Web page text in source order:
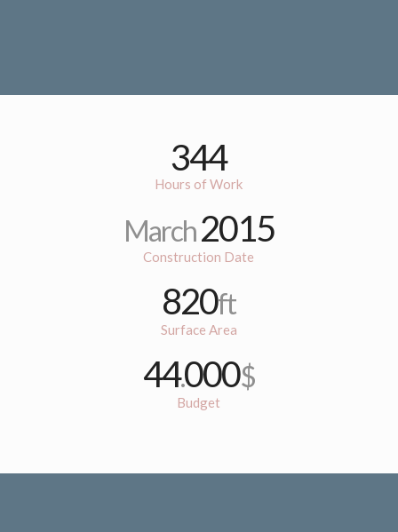
344
Hours of Work
March2015
Construction Date
820ft
Surface Area
44.000$
Budget